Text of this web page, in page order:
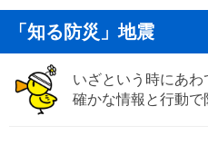
「知る防災」地震
いざという時にあわ
確かな情報と行動で